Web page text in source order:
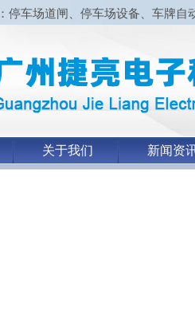
停车场道闸、停车场设备、车牌自
关于我们 新闻资